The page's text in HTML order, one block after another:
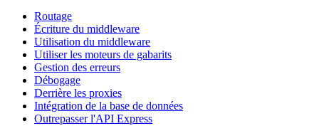
Routage
Écriture du middleware
Utilisation du middleware
Utiliser les moteurs de gabarits
Gestion des erreurs
Débogage
Derrière les proxies
Intégration de la base de données
Outrepasser l'API Express